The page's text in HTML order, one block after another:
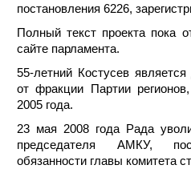
постановления 6226,
Полный текст проекта пока
сайте парламента.
55-летний Костусев
от фракции Партии
2005 года.
23 мая 2008 года Рада
председателя АМКУ,
обязанности главы комитета